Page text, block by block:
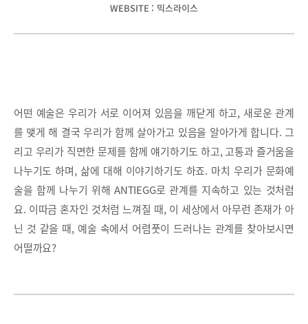
WEBSITE : 믹스라이스
어떤 예술은 우리가 서로 이어져 있음을 깨닫게 하고, 새로운 관계
를 맺게 해 결국 우리가 함께 살아가고 있음을 알아가게 합니다. 그
리고 우리가 직면한 문제를 함께 얘기하기도 하고, 고통과 즐거움을
나누기도 하며, 삶에 대해 이야기하기도 하죠. 마치 우리가 문화예
술을 함께 나누기 위해 ANTIEGG로 관계를 지속하고 있는 것처럼
요. 이따금 혼자인 것처럼 느껴질 때, 이 세상에서 아무런 존재가 아
닌 것 같을 때, 예술 속에서 어렴풋이 드러나는 관계를 찾아보시면
어떨까요?